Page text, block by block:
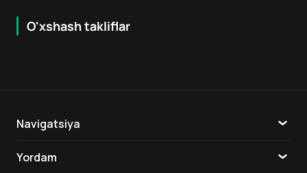
O'xshash takliflar
18 + 7.2
Navigatsiya
Yordam